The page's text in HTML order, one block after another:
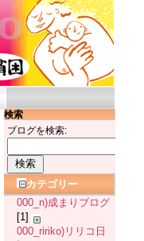
検索
ブログを検索:
カテゴリー
000_n)成まりブログ
[1]
000_ririko)リリコ日